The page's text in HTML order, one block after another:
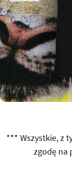
*** Wszystkie, z
zgodę na